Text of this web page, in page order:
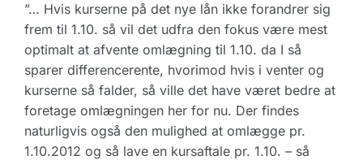
”… Hvis kurserne på det nye lån ikke forandrer sig
frem til 1.10. så vil det udfra den fokus være mest
optimalt at afvente omlægning til 1.10. da I så
sparer differencerente, hvorimod hvis i venter og
kurserne så falder, så ville det have været bedre at
foretage omlægningen her for nu. Der findes
naturligvis også den mulighed at omlægge pr.
1.10.2012 og så lave en kursaftale pr. 1.10. – så